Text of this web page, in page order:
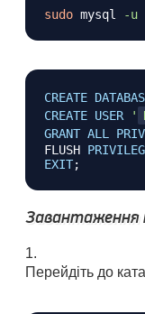
sudo mysql -u
CREATE
CREATE USER '
GRANT ALL
FLUSH
EXIT;
Завантаження
Перейдіть до